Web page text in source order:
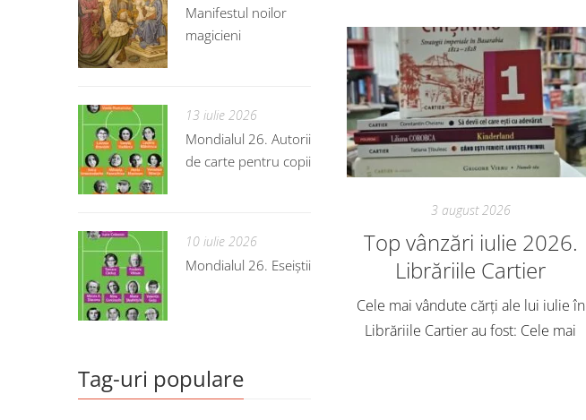
3 august 2026
Top vânzări iulie 2026.
Librăriile Cartier
Cele mai vândute cărți ale lui iulie în
Librăriile Cartier au fost: Cele mai
Manifestul noilor
magicieni
13 iulie 2026
Mondialul 26. Autorii
de carte pentru copii
10 iulie 2026
Mondialul 26. Eseiștii
Tag-uri populare